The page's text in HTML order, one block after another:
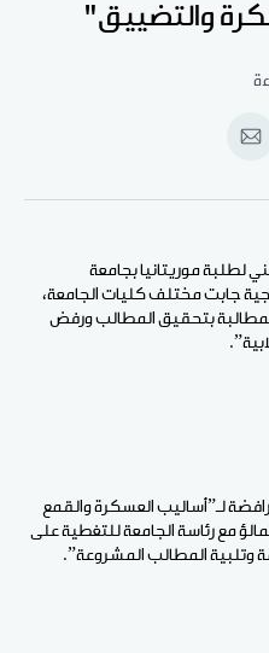
والتضييق"
انشر
الإيميل
لطلبة موريتانيا بجامعة
جابت مختلف كليات الجامعة،
بتحقيق المطالب ورفض
لـ”أساليب العسكرة والقمع
مع رئاسة الجامعة للتغطية على
وتلبية المطالب المشروعة”.